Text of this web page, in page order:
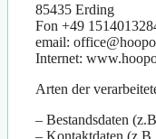
85435 Erding
Fon +49
email:
Internet:
Arten der
– Bestandsdaten
– Kontaktdaten